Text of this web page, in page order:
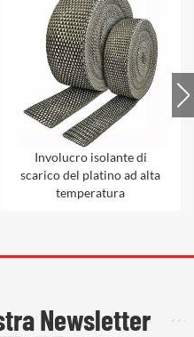
Involucro isolante di
scarico del platino ad alta
temperatura
Newsletter